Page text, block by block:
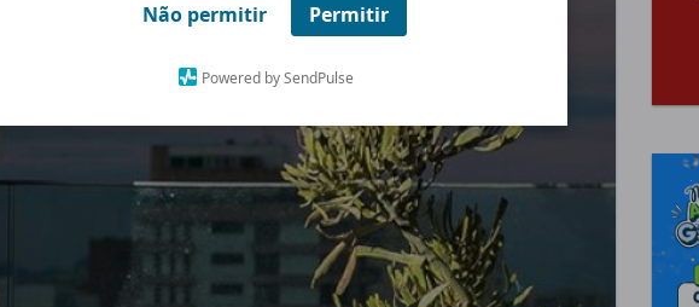
Não permitir Permitir
Powered by SendPulse